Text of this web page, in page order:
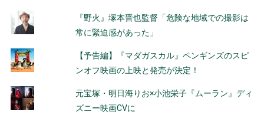
『野火』塚本晋也監督「危険な地域での撮影は
常に緊迫感があった」
【予告編】『マダガスカル』ペンギンズのスピ
ンオフ映画の上映と発売が決定！
元宝塚・明日海りお×小池栄子『ムーラン』ディ
ズニー映画CVに